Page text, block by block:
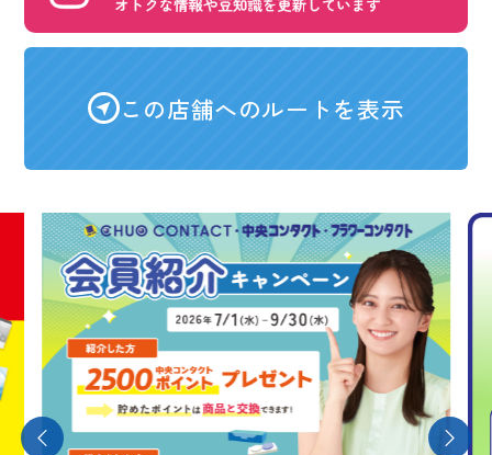
この店舗へのルートを表示